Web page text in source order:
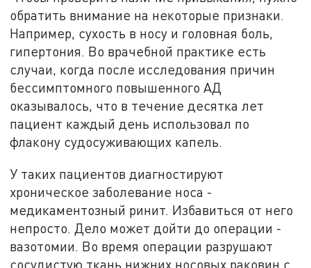
обратить внимание на некоторые признаки.
Например, сухость в носу и головная боль,
гипертония. Во врачебной практике есть
случаи, когда после исследования причин
бессимптомного повышенного АД
оказывалось, что в течение десятка лет
пациент каждый день использовал по
флакону судосуживающих капель.
У таких пациентов диагностируют
хроническое заболевание носа -
медикаментозный ринит. Избавиться от него
непросто. Дело может дойти до операции -
вазотомии. Во время операции разрушают
сосудистую ткань нижних носовых раковин с